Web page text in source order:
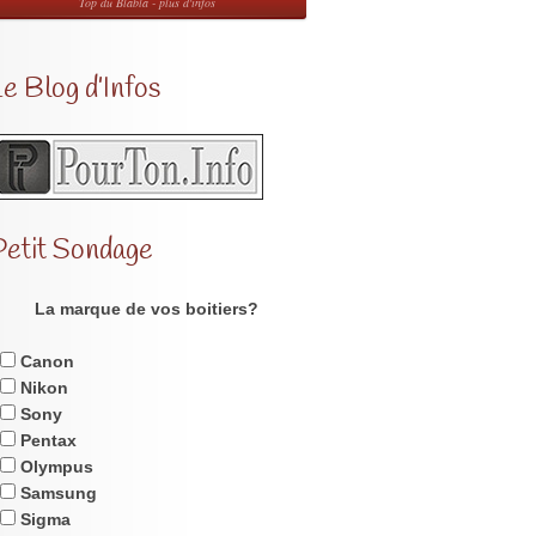
Blog d’Infos
Sondage
La marque de vos boitiers?
Canon
Nikon
Sony
Pentax
Olympus
Samsung
Sigma